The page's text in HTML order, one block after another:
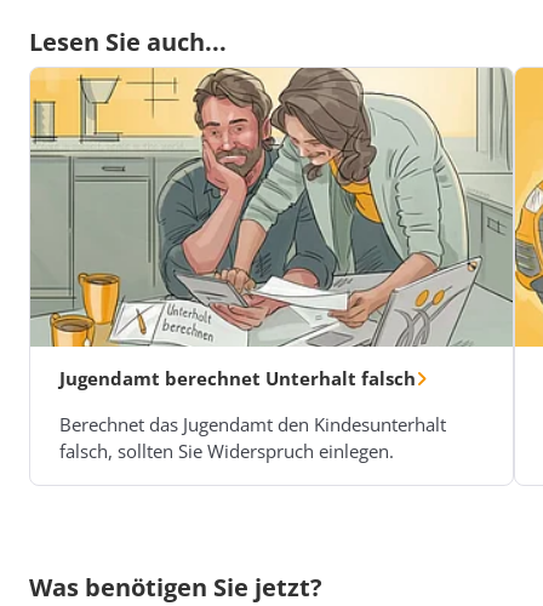
Lesen Sie auch...
Jugendamt berechnet Unterhalt falsch
Berechnet das Jugendamt den Kindesunterhalt
falsch, sollten Sie Widerspruch einlegen.
Was benötigen Sie jetzt?